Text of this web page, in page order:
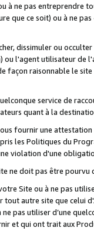
à ne pas entreprendre
que ce soit) ou à ne
dissimuler ou
ou l'agent utilisateur
façon raisonnable le
service de
quant à la
fournir une
les Politiques du
violation d'une
ne doit pas être
Site ou à ne pas
autre site que celui
pas utiliser d’une
et qui ont trait aux